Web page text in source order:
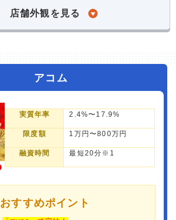
店舗外観を見る
アコム
実質年率 2.4%〜17.9%
限度額 1万円〜800万円
融資時間 最短20分※1
おすすめポイント